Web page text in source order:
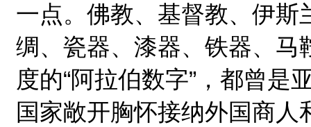
一点。佛教、基督教、伊
绸、瓷器、漆器、铁器、马
度的“阿拉伯数字”，都曾是
国家敞开胸怀接纳外国商